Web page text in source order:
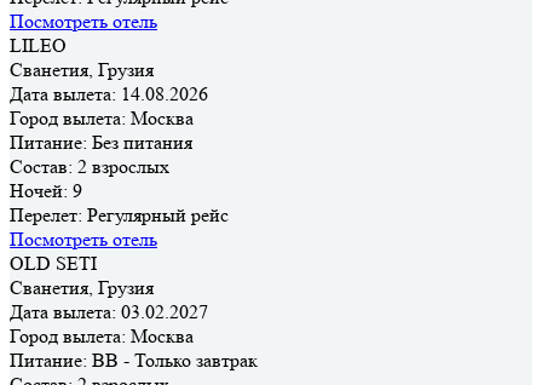
Посмотреть отель
LILEO
Сванетия, Грузия
Дата вылета: 14.08.2026
Город вылета: Москва
Питание: Без питания
Состав: 2 взрослых
Ночей: 9
Перелет: Регулярный рейс
Посмотреть отель
OLD SETI
Сванетия, Грузия
Дата вылета: 03.02.2027
Город вылета: Москва
Питание: BB - Только завтрак